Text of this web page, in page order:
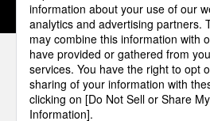
パナソニックの電気設備